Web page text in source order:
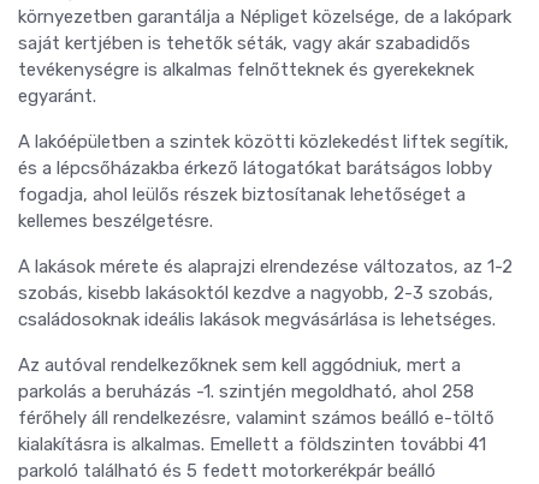
környezetben garantálja a Népliget közelsége, de a lakópark
saját kertjében is tehetők séták, vagy akár szabadidős
tevékenységre is alkalmas felnőtteknek és gyerekeknek
egyaránt.
A lakóépületben a szintek közötti közlekedést liftek segítik,
és a lépcsőházakba érkező látogatókat barátságos lobby
fogadja, ahol leülős részek biztosítanak lehetőséget a
kellemes beszélgetésre.
A lakások mérete és alaprajzi elrendezése változatos, az 1-2
szobás, kisebb lakásoktól kezdve a nagyobb, 2-3 szobás,
családosoknak ideális lakások megvásárlása is lehetséges.
Az autóval rendelkezőknek sem kell aggódniuk, mert a
parkolás a beruházás -1. szintjén megoldható, ahol 258
férőhely áll rendelkezésre, valamint számos beálló e-töltő
kialakításra is alkalmas. Emellett a földszinten további 41
parkoló található és 5 fedett motorkerékpár beálló